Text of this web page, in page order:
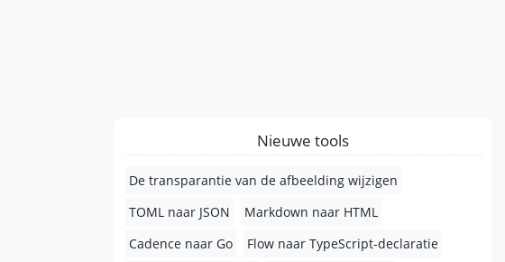
Nieuwe tools
De transparantie van de afbeelding wijzigen
TOML naar JSON
Markdown naar HTML
Cadence naar Go
Flow naar TypeScript-declaratie